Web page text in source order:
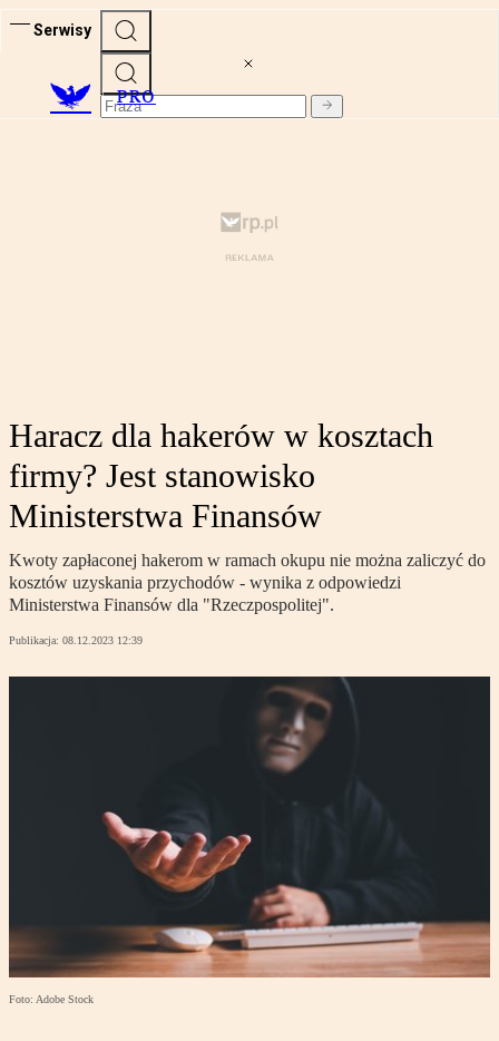
Serwisy
PRO
Haracz dla hakerów w kosztach
firmy? Jest stanowisko
Ministerstwa Finansów
Kwoty zapłaconej hakerom w ramach okupu nie można zaliczyć do
kosztów uzyskania przychodów - wynika z odpowiedzi
Ministerstwa Finansów dla "Rzeczpospolitej".
Publikacja: 08.12.2023 12:39
Foto: Adobe Stock